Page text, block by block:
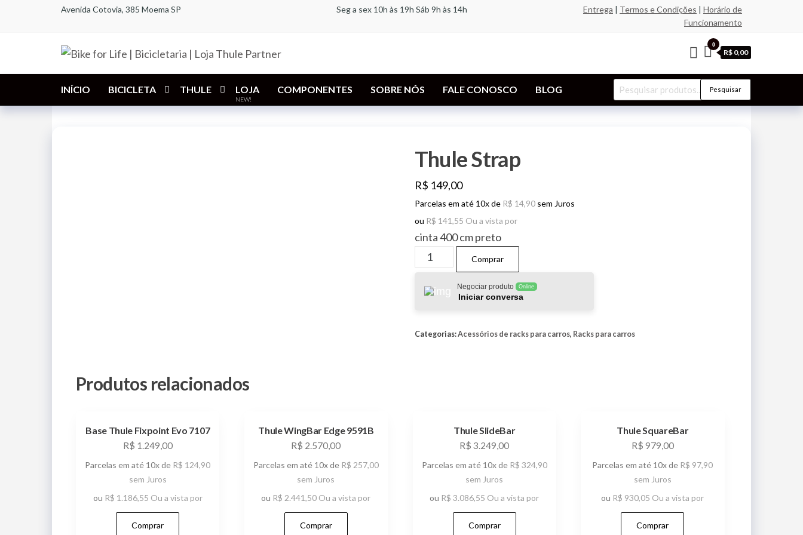
Avenida Cotovia, 385 Moema SP Seg a sex 10h às 19h Sáb 9h às 14h Entrega | Termos e Condições | Horário de
Funcionamento
Bicicletaria
| Loja Thule
Partner
componentes,
racks,
transbikes e
acessórios
0
R$ 0,00
INÍCIO BICICLETA THULE LOJA
NEW!
COMPONENTES SOBRE NÓS FALE CONOSCO BLOG
Pesquisar
por:
Pesquisar
Thule Strap
R$ 149,00
Parcelas em até 10x de R$ 14,90 sem Juros
ou R$ 141,55 Ou a vista por
cinta 400 cm preto
Thule
Strap
quantidade
Comprar
Negociar produto Online
Iniciar conversa
Categorias:Acessórios de racks para carros, Racks para carros
Produtos relacionados
Base Thule Fixpoint Evo 7107
R$ 1.249,00
Parcelas em até 10x de R$ 124,90
sem Juros
ou R$ 1.186,55 Ou a vista por
Comprar
Thule WingBar Edge 9591B
R$ 2.570,00
Parcelas em até 10x de R$ 257,00
sem Juros
ou R$ 2.441,50 Ou a vista por
Comprar
Thule SlideBar
R$ 3.249,00
Parcelas em até 10x de R$ 324,90
sem Juros
ou R$ 3.086,55 Ou a vista por
Comprar
Thule SquareBar
R$ 979,00
Parcelas em até 10x de R$ 97,90
sem Juros
ou R$ 930,05 Ou a vista por
Comprar